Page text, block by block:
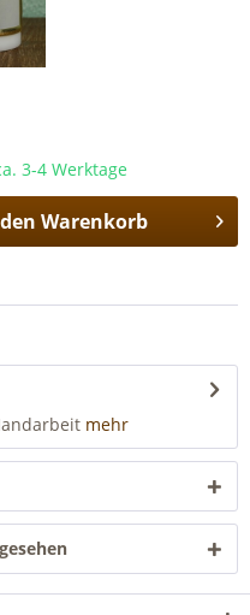
3-4 Werktage
Warenkorb
mehr